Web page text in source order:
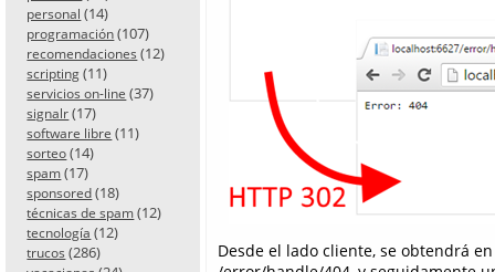
personal (14)
programación (107)
recomendaciones (12)
scripting (11)
servicios on-line (37)
signalr (17)
software libre (11)
sorteo (14)
spam (17)
sponsored (18)
técnicas de spam (12)
tecnología (12)
trucos (286)
Desde el lado cliente, se obtendrá